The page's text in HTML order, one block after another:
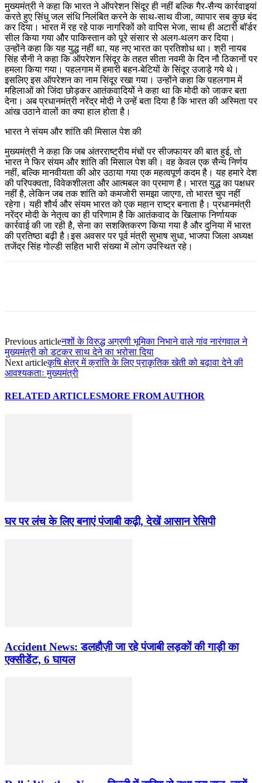
मुख्यमंत्री ने कहा कि भारत ने ऑपरेशन सिंदूर ही नहीं बल्कि गैर-सैन्य कार्रवाइयां
करते हुए सिंधु जल संधि निलंबित करने के साथ-साथ वीजा, व्यापार सब कुछ बंद
कर दिया। भारत में रह रहे पाक नागरिकों को वापिस भेजा, साथ ही अटारी बॉर्डर
सील किया गया और पाकिस्तान को पूरे संसार से अलग-थलग कर दिया।
उन्होंने कहा कि यह युद्ध नहीं था, यह नए भारत का प्रतिशोध था। श्री नायब
सिंह सैनी ने कहा कि ऑपरेशन सिंदूर के तहत सीता नवमी के दिन नौ ठिकानों पर
हमला किया गया। पहलगाम में हमारी बहन-बेटियों के सिंदूर उजाड़े गये थे।
इसलिए इस ऑपरेशन का नाम सिंदूर रखा गया। उन्होंने कहा कि पहलगाम में
महिलाओं को जिंदा छोड़कर आतंकवादियों ने कहा था कि मोदी को जाकर बता
देना। अब प्रधानमंत्री नरेंद्र मोदी ने उन्हें बता दिया है कि भारत की अस्मिता पर
आंख उठाने वालों का क्या हाल होता है।
भारत ने संयम और शांति की मिसाल पेश की
मुख्यमंत्री ने कहा कि जब अंतरराष्ट्रीय मंचों पर सीजफायर की बात हुई, तो
भारत ने फिर संयम और शांति की मिसाल पेश की। वह केवल एक सैन्य निर्णय
नहीं, बल्कि मानवीयता की ओर उठाया गया एक महत्वपूर्ण कदम है। यह हमारे देश
की परिपक्वता, विवेकशीलता और आत्मबल का प्रमाण है। भारत युद्ध का पक्षधर
नहीं है, लेकिन जब तक शांति को कमजोरी समझा जाएगा, तो भारत चुप नहीं
रहेगा। यही शौर्य और संयम भारत को एक महान राष्ट्र बनाता है। प्रधानमंत्री
नरेंद्र मोदी के नेतृत्व का ही परिणाम है कि आतंकवाद के खिलाफ निर्णायक
कार्रवाई की जा रही है, सेना का सशक्तिकरण किया गया है और दुनिया में भारत
की प्रतिष्ठा बढ़ी है।इस अवसर पर पूर्व मंत्री सुभाष सुधा, भाजपा जिला अध्यक्ष
तजेंद्र सिंह गोल्डी सहित भारी संख्या में लोग उपस्थित रहे।
Previous articleनशों के विरुद्ध अग्रणी भूमिका निभाने वाले गांव नारंगवाल ने
मुख्यमंत्री को डटकर साथ देने का भरोसा दिया
Next articleकृषि क्षेत्र में क्रांति के लिए प्राकृतिक खेती को बढ़ावा देने की
आवश्यकताः मुख्यमंत्री
RELATED ARTICLESMORE FROM AUTHOR
घर पर लंच के लिए बनाएं पंजाबी कढ़ी, देखें आसान रेसिपी
Accident News: डलहौज़ी जा रहे पंजाबी लड़कों की गाड़ी का
एक्सीडेंट, 6 घायल